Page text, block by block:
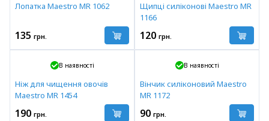
Лопатка Maestro MR 1062
135 грн.
Щипці силіконові Maestro MR
1166
120 грн.
В наявності
Ніж для чищення овочів
Maestro MR 1454
190 грн.
В наявності
Вінчик силіконовий Maestro
MR 1172
90 грн.